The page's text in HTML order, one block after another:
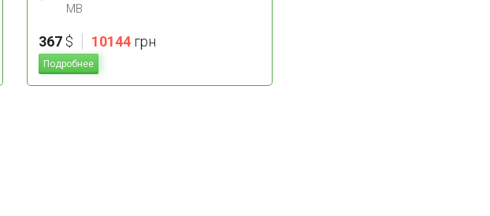
MB
367 $ | 10144 грн
Подробнее